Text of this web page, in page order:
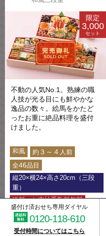
限定
3,000
セット
不動の人気No.1。熟練の職
人技が光る目にも鮮やかな
逸品の数々。絵馬をかたど
ったお重に絶品料理を盛付
けました。
和風 約 ３～４ 人前
全46品目
縦20×横24×高さ20cm（三段
重）
送料・お支払手数料無料
税込 37,000
盛付け済おせち専用ダイヤル
0120-118-610
受付時間についてはこちら